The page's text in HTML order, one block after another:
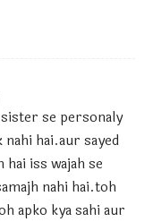
se personaly
hai.aur sayed
iss wajah se
nahi hai.toh
apko kya sahi aur